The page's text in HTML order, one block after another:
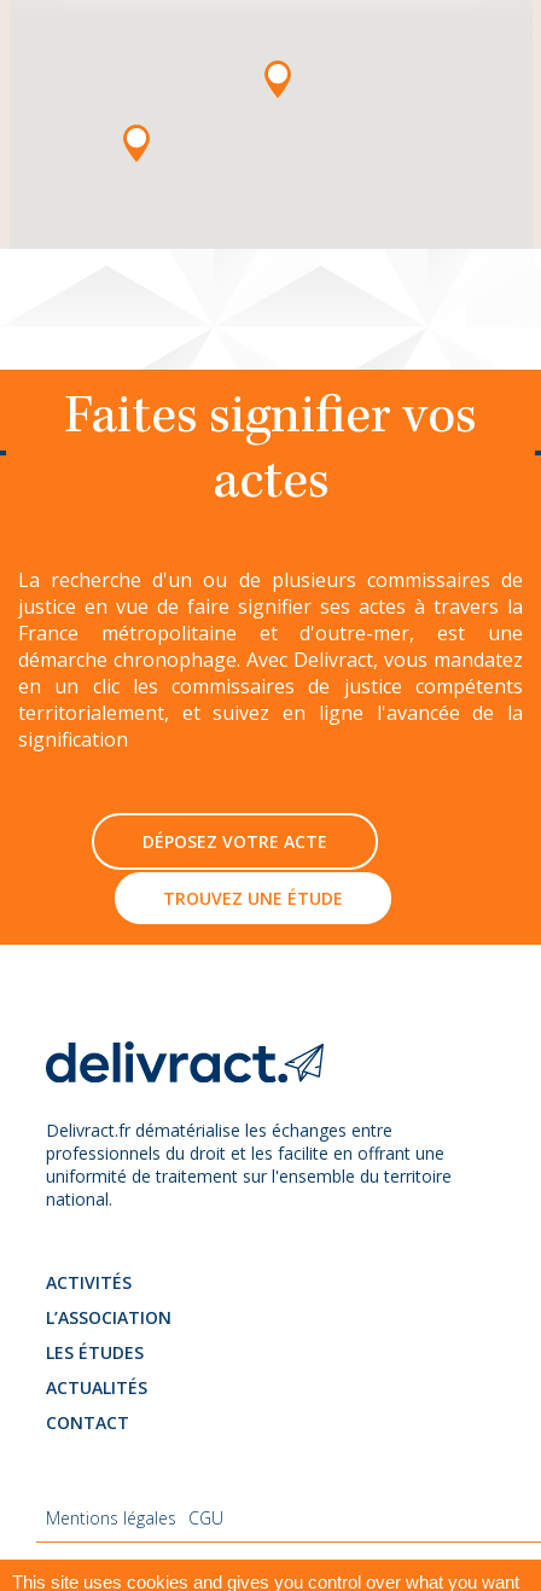
Faites signifier vos
actes
La recherche d'un ou de plusieurs commissaires de
justice en vue de faire signifier ses actes à travers la
France métropolitaine et d'outre-mer, est une
démarche chronophage. Avec Delivract, vous mandatez
en un clic les commissaires de justice compétents
territorialement, et suivez en ligne l'avancée de la
signification
DÉPOSEZ VOTRE ACTE
TROUVEZ UNE ÉTUDE
Delivract.fr dématérialise les échanges entre
professionnels du droit et les facilite en offrant une
uniformité de traitement sur l'ensemble du territoire
national.
ACTIVITÉS
L’ASSOCIATION
LES ÉTUDES
ACTUALITÉS
CONTACT
Mentions légales CGU
This site uses cookies and gives you control over what you want